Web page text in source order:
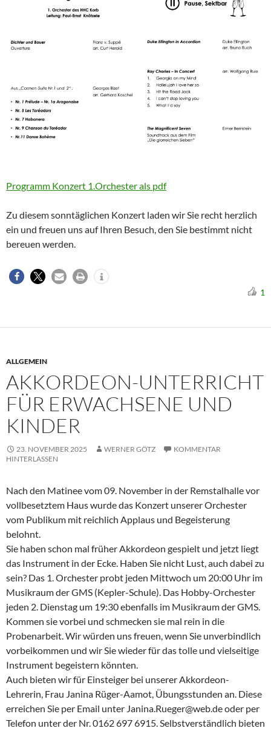
Programm Konzert 1.Orchester als pdf
Zu diesem sonntäglichen Konzert laden wir Sie recht herzlich
ein und freuen uns auf Ihren Besuch, den Sie bestimmt nicht
bereuen werden.
1
ALLGEMEIN
AKKORDEON-UNTERRICHT
FÜR ERWACHSENE UND
KINDER
23. NOVEMBER 2025 WERNER GÖTZ
KOMMENTAR
HINTERLASSEN
Nach den Matinee vom 09. November in der Remstalhalle vor
vollbesetztem Haus wurde das Konzert unserer Orchester
vom Publikum mit reichlich Applaus und Begeisterung
belohnt.
Sie haben schon mal früher Akkordeon gespielt und jetzt liegt
das Instrument in der Ecke. Haben Sie nicht Lust, auch dabei zu
sein? Das 1. Orchester probt jeden Mittwoch um 20:00 Uhr im
Musikraum der GMS (Kepler-Schule). Das Hobby-Orchester
jeden 2. Dienstag um 19:30 ebenfalls im Musikraum der GMS.
Kommen sie vorbei und schmecken sie mal rein in die
Probenarbeit. Wir würden uns freuen, wenn Sie unverbindlich
vorbeikommen und wir Sie wieder für das tolle und vielseitige
Instrument begeistern könnten.
Auch bieten wir für Einsteiger bei unserer Akkordeon-
Lehrerin, Frau Janina Rüger-Aamot, Übungsstunden an. Diese
erreichen Sie per Email unter Janina.Rueger@web.de oder per
Telefon unter der Nr. 0162 697 6915. Selbstverständlich bieten